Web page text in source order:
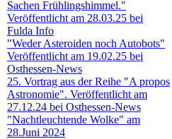
Sachen Frühlingshimmel."
Veröffentlicht am 28.03.25 bei
Fulda Info
"Weder Asteroiden noch Autobots"
Veröffentlicht am 19.02.25 bei
Osthessen-News
25. Vortrag aus der Reihe "A propos
Astronomie". Veröffentlicht am
27.12.24 bei Osthessen-News
"Nachtleuchtende Wolke" am
28.Juni 2024